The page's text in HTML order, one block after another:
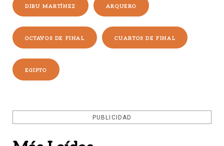
DIBU MARTÍNEZ ARQUERO
OCTAVOS DE FINAL CUARTOS DE FINAL
EGIPTO
PUBLICIDAD